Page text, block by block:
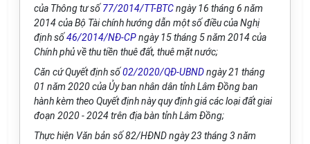
của Thông tư số 77/2014/TT-BTCngày 16 tháng 6 năm
2014 của Bộ Tài chính hướng dẫn một số điều của Nghị
định số46/2014/NĐ-CPngày 15 tháng 5 năm 2014 của
Chính phủ về thu tiền thuê đất, thuê mặt nước;
Căn cứ Quyết định số02/2020/QĐ-UBNDngày 21 tháng
01 năm 2020 của Ủy ban nhân dân tỉnh Lâm Đồng ban
hành kèm theo Quyết định này quy định giácác loại đất giai
đoạn 2020 - 2024 trên địa bàn tỉnh Lâm Đồng;
Thực hiện Văn bản số82/HĐND ngày 23 tháng 3 năm